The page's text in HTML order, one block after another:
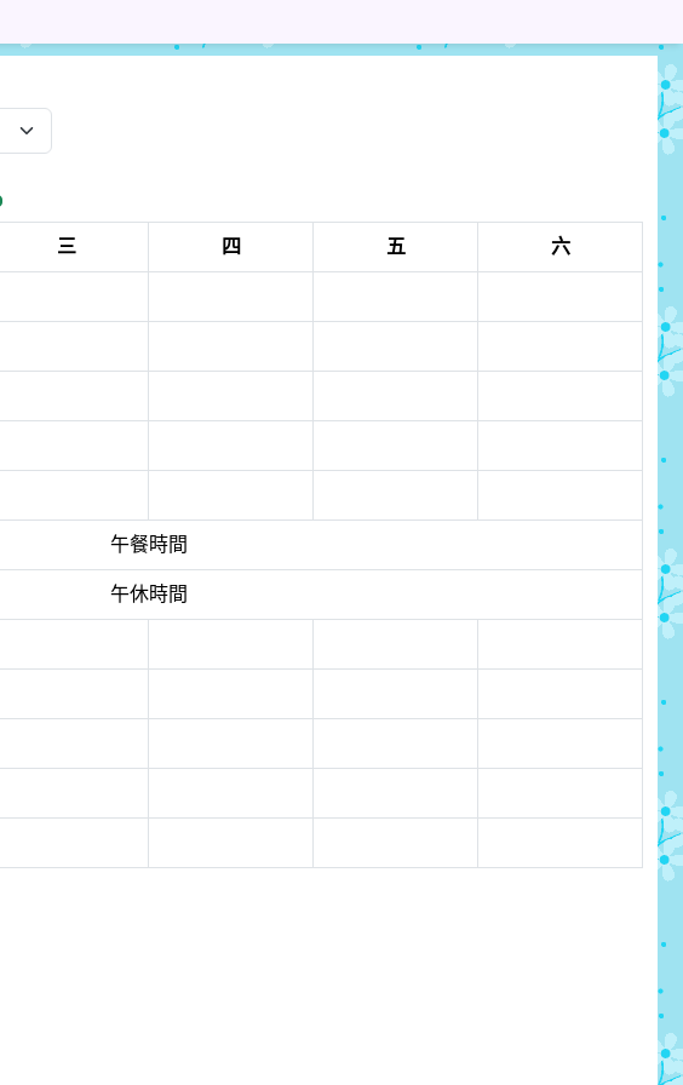
download pdf
三 四 五 六
午餐時間
午休時間